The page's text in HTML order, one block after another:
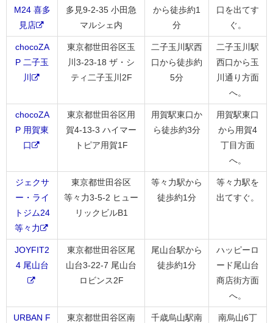
M24 喜多
見店
多見9-2-35 小田急
マルシェ内
から徒歩約1
分
口を出てす
ぐ。
chocoZA
P 二子玉
川
東京都世田谷区玉
川3-23-18 ザ・シ
ティ二子玉川2F
二子玉川駅西
口から徒歩約
5分
二子玉川駅
西口から玉
川通り方面
へ。
chocoZA
P 用賀東
口
東京都世田谷区用
賀4-13-3 ハイマー
トピア用賀1F
用賀駅東口か
ら徒歩約3分
用賀駅東口
から用賀4
丁目方面
へ。
ジェクサ
ー・ライ
トジム24
等々力
東京都世田谷区
等々力3-5-2 ヒュー
リックビルB1
等々力駅から
徒歩約1分
等々力駅を
出てすぐ。
JOYFIT2
4 尾山台
東京都世田谷区尾
山台3-22-7 尾山台
ロビンス2F
尾山台駅から
徒歩約1分
ハッピーロ
ード尾山台
商店街方面
へ。
URBAN F
東京都世田谷区南
千歳烏山駅南
南烏山6丁